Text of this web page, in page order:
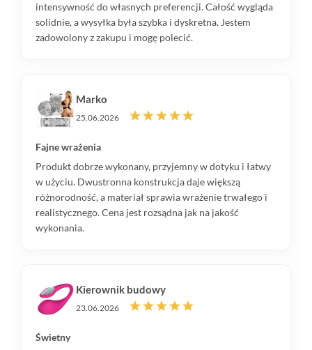
intensywność do własnych preferencji. Całość wygląda
solidnie, a wysyłka była szybka i dyskretna. Jestem
zadowolony z zakupu i mogę polecić.
Marko
25.06.2026
Fajne wrażenia
Produkt dobrze wykonany, przyjemny w dotyku i łatwy
w użyciu. Dwustronna konstrukcja daje większą
różnorodność, a materiał sprawia wrażenie trwałego i
realistycznego. Cena jest rozsądna jak na jakość
wykonania.
Kierownik budowy
23.06.2026
Świetny